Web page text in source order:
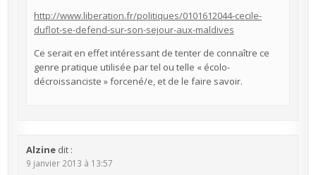
http://www.liberation.fr/politiques/0101612044-cecile-
duflot-se-defend-sur-son-sejour-aux-maldives
Ce serait en effet intéressant de tenter de connaître ce
genre pratique utilisée par tel ou telle « écolo-
décroissanciste » forcené/e, et de le faire savoir.
Alzine dit :
9 janvier 2013 à 13:57